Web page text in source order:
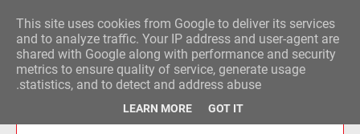
وكالة الحدث للآراء
This site uses cookies from Google to deliver its services
and to analyze traffic. Your IP address and user-agent are
shared with Google along with performance and security
metrics to ensure quality of service, generate usage
statistics, and to detect and address abuse.
LEARN MORE GOT IT